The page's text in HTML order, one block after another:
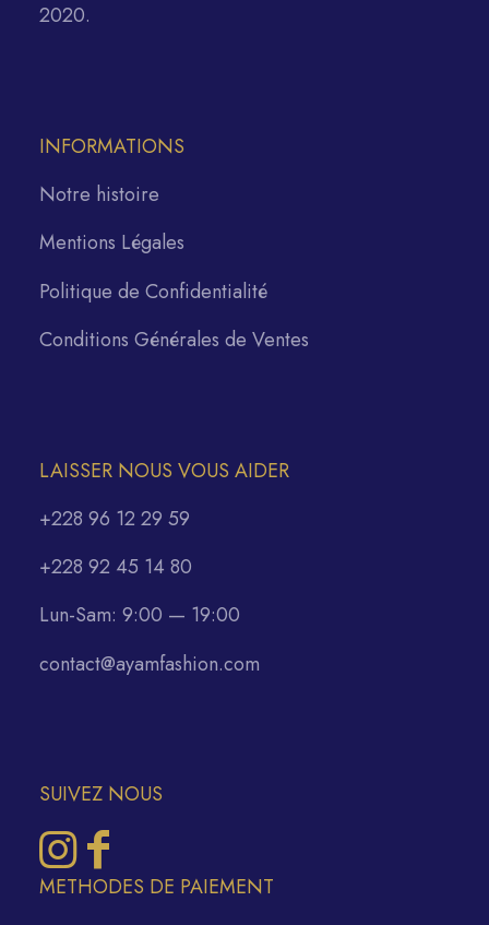
2020.
INFORMATIONS
Notre histoire
Mentions Légales
Politique de Confidentialité
Conditions Générales de Ventes
LAISSER NOUS VOUS AIDER
+228 96 12 29 59
+228 92 45 14 80
Lun-Sam: 9:00 — 19:00
contact@ayamfashion.com
SUIVEZ NOUS
METHODES DE PAIEMENT